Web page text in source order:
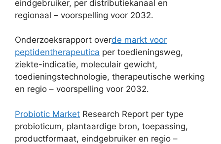
eindgebruiker, per distributiekanaal en
regionaal – voorspelling voor 2032.
Onderzoeksrapport overde markt voor
peptidentherapeutica per toedieningsweg,
ziekte-indicatie, moleculair gewicht,
toedieningstechnologie, therapeutische werking
en regio – voorspelling voor 2032.
Probiotic Market Research Report per type
probioticum, plantaardige bron, toepassing,
productformaat, eindgebruiker en regio –